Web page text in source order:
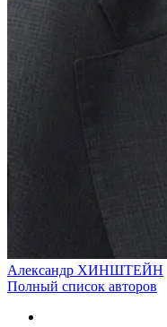
Александр ХИНШТЕЙН
Полный список авторов